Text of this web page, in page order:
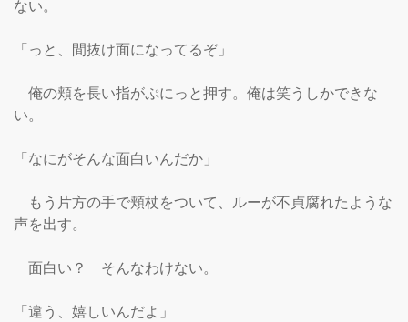
ない。
「っと、間抜け面になってるぞ」
俺の頬を長い指がぷにっと押す。俺は笑うしかできな
い。
「なにがそんな面白いんだか」
もう片方の手で頬杖をついて、ルーが不貞腐れたような
声を出す。
面白い？　そんなわけない。
「違う、嬉しいんだよ」